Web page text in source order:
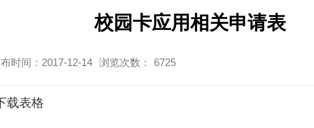
校园卡应用相关申请表
时间：2017-12-14 浏览次数： 6725
载表格